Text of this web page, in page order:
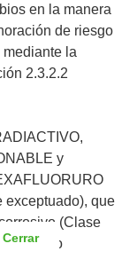
Cerrar
en la manera
de riesgo
la
2.3.2.2
y
exceptuado), que
(Clase
tóxico